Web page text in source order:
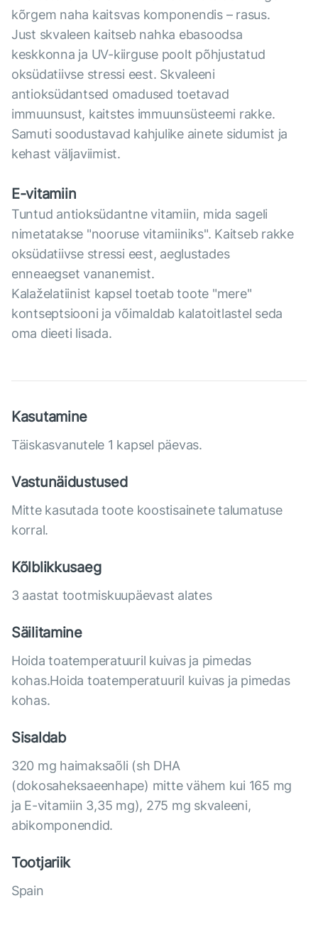
kõrgem naha kaitsvas komponendis – rasus.
Just skvaleen kaitseb nahka ebasoodsa
keskkonna ja UV-kiirguse poolt põhjustatud
oksüdatiivse stressi eest. Skvaleeni
antioksüdantsed omadused toetavad
immuunsust, kaitstes immuunsüsteemi rakke.
Samuti soodustavad kahjulike ainete sidumist ja
kehast väljaviimist.
E-vitamiin
Tuntud antioksüdantne vitamiin, mida sageli
nimetatakse "nooruse vitamiiniks". Kaitseb rakke
oksüdatiivse stressi eest, aeglustades
enneaegset vananemist.
Kalaželatiinist kapsel toetab toote "mere"
kontseptsiooni ja võimaldab kalatoitlastel seda
oma dieeti lisada.
Kasutamine
Täiskasvanutele 1 kapsel päevas.
Vastunäidustused
Mitte kasutada toote koostisainete talumatuse
korral.
Kõlblikkusaeg
3 aastat tootmiskuupäevast alates
Säilitamine
Hoida toatemperatuuril kuivas ja pimedas
kohas.Hoida toatemperatuuril kuivas ja pimedas
kohas.
Sisaldab
320 mg haimaksaõli (sh DHA
(dokosaheksaeenhape) mitte vähem kui 165 mg
ja E-vitamiin 3,35 mg), 275 mg skvaleeni,
abikomponendid.
Tootjariik
Spain